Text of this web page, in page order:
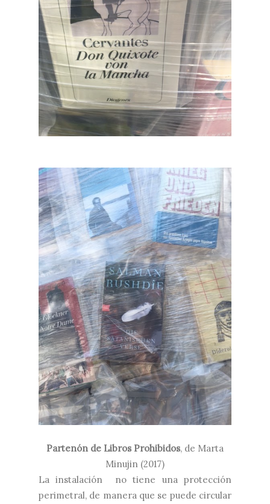
Partenón de Libros Prohibidos, de Marta
Minujin (2017)
La instalación no tiene una protección
perimetral, de manera que se puede circular